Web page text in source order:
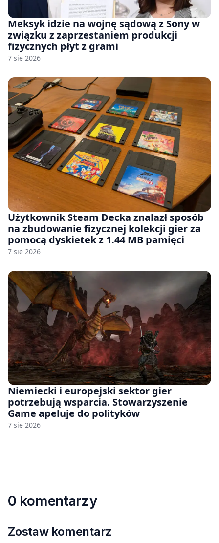
Meksyk idzie na wojnę sądową z Sony w
związku z zaprzestaniem produkcji
fizycznych płyt z grami
7 sie 2026
Użytkownik Steam Decka znalazł sposób
na zbudowanie fizycznej kolekcji gier za
pomocą dyskietek z 1.44 MB pamięci
7 sie 2026
Niemiecki i europejski sektor gier
potrzebują wsparcia. Stowarzyszenie
Game apeluje do polityków
7 sie 2026
0 komentarzy
Zostaw komentarz